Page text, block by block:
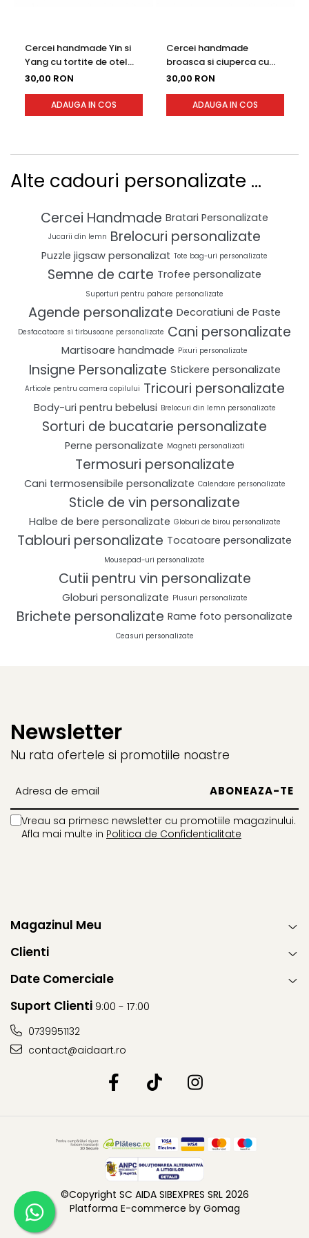
Cercei handmade Yin si
Yang cu tortite de otel
inoxidabil, 30 mm
30,00 RON
ADAUGA IN COS
Cercei handmade
broasca si ciuperca cu
tortite de otel inoxidabil,
30,00 RON
ADAUGA IN COS
Alte cadouri personalizate ...
Cercei Handmade Bratari Personalizate
Jucarii din lemn Brelocuri personalizate
Puzzle jigsaw personalizat Tote bag-uri personalizate
Semne de carte Trofee personalizate
Suporturi pentru pahare personalizate
Agende personalizate Decoratiuni de Paste
Desfacatoare si tirbusoane personalizate Cani personalizate
Martisoare handmade Pixuri personalizate
Insigne Personalizate Stickere personalizate
Articole pentru camera copilului Tricouri personalizate
Body-uri pentru bebelusi Brelocuri din lemn personalizate
Sorturi de bucatarie personalizate
Perne personalizate Magneti personalizati
Termosuri personalizate
Cani termosensibile personalizate Calendare personalizate
Sticle de vin personalizate
Halbe de bere personalizate Globuri de birou personalizate
Tablouri personalizate Tocatoare personalizate
Mousepad-uri personalizate
Cutii pentru vin personalizate
Globuri personalizate Plusuri personalizate
Brichete personalizate Rame foto personalizate
Ceasuri personalizate
Newsletter
Nu rata ofertele si promotiile noastre
Vreau sa primesc newsletter cu promotiile magazinului.
Afla mai multe in Politica de Confidentialitate
Magazinul Meu
Clienti
Date Comerciale
Suport Clienti 9:00 - 17:00
0739951132
contact@aidaart.ro
©Copyright SC AIDA SIBEXPRES SRL 2026
Platforma E-commerce by Gomag